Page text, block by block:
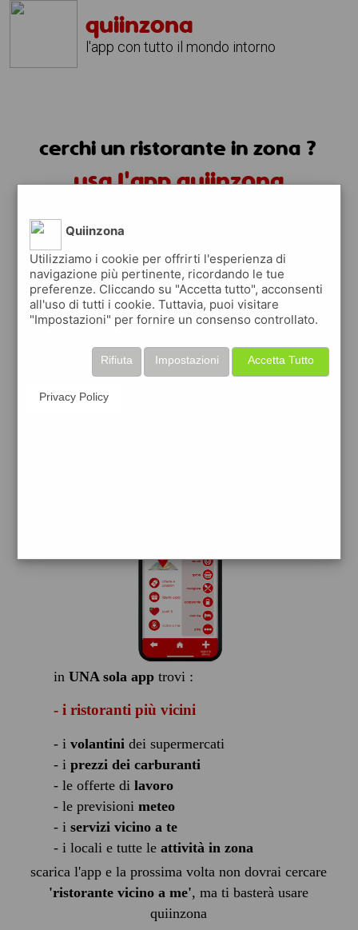
quiinzona
l'app con tutto il mondo intorno
cerchi un ristorante in zona ?
usa l'app quiinzona
ristoranti in zona
trovi i ristoranti più vicino a te e tutti i
posti dove mangiare vicino a te
in UNA sola apptrovi :
- i ristoranti più vicini
- i volantinidei supermercati
- i prezzi dei carburanti
- le offerte di lavoro
- le previsioni meteo
- i servizi vicino a te
- i locali e tutte le attività in zona
scarica l'app e la prossima volta non dovrai cercare
'ristorante vicino a me', ma ti basterà usare
quiinzona
Quiinzona
Utilizziamo i cookie per offrirti l'esperienza di
navigazione più pertinente, ricordando le tue
preferenze. Cliccando su "Accetta tutto", acconsenti
all'uso di tutti i cookie. Tuttavia, puoi visitare
"Impostazioni" per fornire un consenso controllato.
Accetta Tutto
Impostazioni
Rifiuta
Privacy Policy